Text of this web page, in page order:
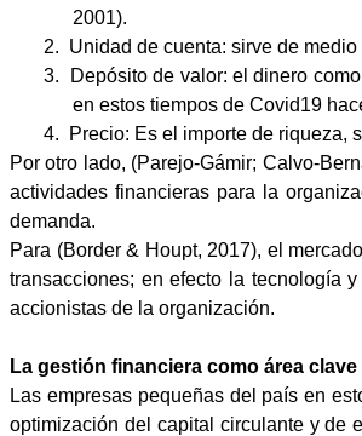
2001).
2. Unidad de cuenta: sirve de
3.
Depósito de valor: el dinero
en estos tiempos de Covid19
4.
Precio: Es el importe de riqueza,
Por otro lado, (Parejo-Gámir; Calvo-
actividades financieras para la
demanda.
Para (Border & Houpt, 2017), el
transacciones; en efecto la tecnología
accionistas de la organización.
La gestión financiera como área
Las empresas pequeñas del país en
optimización del capital circulante y de